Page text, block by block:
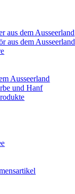
aus dem Ausseerland
aus dem Ausseerland
Ausseerland
und Hanf